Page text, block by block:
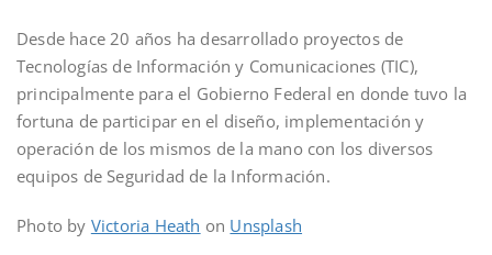
Desde hace 20 años ha desarrollado proyectos de
Tecnologías de Información y Comunicaciones (TIC),
principalmente para el Gobierno Federal en donde tuvo la
fortuna de participar en el diseño, implementación y
operación de los mismos de la mano con los diversos
equipos de Seguridad de la Información.
Photo by Victoria Heath on Unsplash